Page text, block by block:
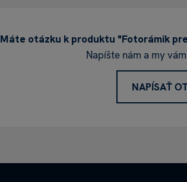
Máte otázku k produktu "Fotorámik
Napíšte nám a my
NAPÍSAŤ